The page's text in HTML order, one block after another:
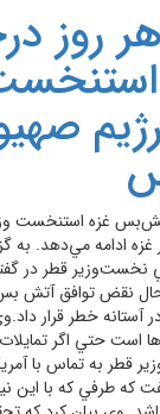
روز
غزه استنخست
ادامه مي‌دهد. به
نخست‌وزير قطر در
نقض توافق آتش
خطر قرار
است حتي اگر
قطر به تماس با
که طرفي که با اين